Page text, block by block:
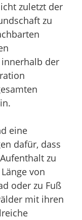
zuletzt der
zu
der
eine
dafür, dass
zu
von
oder zu Fuß
mit ihren